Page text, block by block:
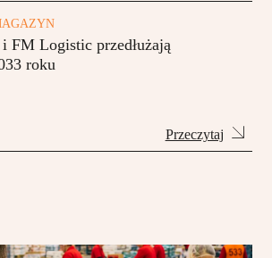
FM Logistic przedłużają
roku
Przeczytaj